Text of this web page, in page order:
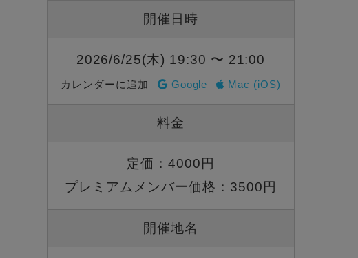
開催日時
2026/6/25(木) 19:30 〜 21:00
カレンダーに追加 Google Mac (iOS)
料金
定価：4000円
プレミアムメンバー価格：3500円
開催地名